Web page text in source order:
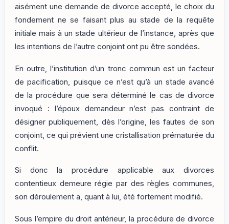
aisément une demande de divorce accepté, le choix du
fondement ne se faisant plus au stade de la requête
initiale mais à un stade ultérieur de l’instance, après que
les intentions de l’autre conjoint ont pu être sondées.
En outre, l’institution d’un tronc commun est un facteur
de pacification, puisque ce n’est qu’à un stade avancé
de la procédure que sera déterminé le cas de divorce
invoqué : l’époux demandeur n’est pas contraint de
désigner publiquement, dès l’origine, les fautes de son
conjoint, ce qui prévient une cristallisation prématurée du
conflit.
Si donc la procédure applicable aux divorces
contentieux demeure régie par des règles communes,
son déroulement a, quant à lui, été fortement modifié.
Sous l’empire du droit antérieur, la procédure de divorce